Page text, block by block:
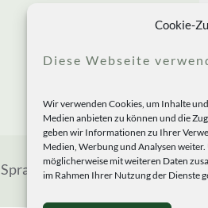
Cookie-
Diese Webseite
Wir verwenden Cookies, um Inhalte
Medien anbieten zu können und die
geben wir Informationen zu Ihrer
Medien, Werbung und Analysen
möglicherweise mit weiteren Daten
im Rahmen Ihrer Nutzung der Dienste
Sprachen